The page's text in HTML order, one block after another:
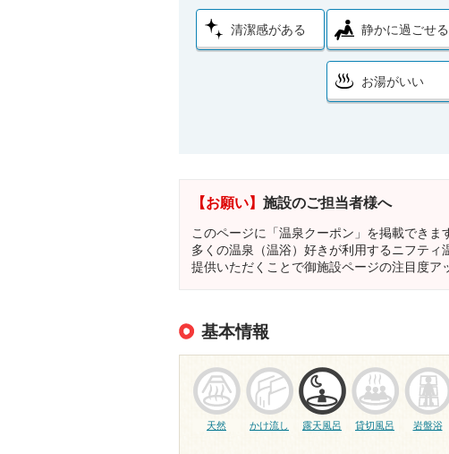
清潔感がある 静かに過ごせる
お湯がいい
【お願い】 施設のご担当者様へ
このページに「温泉クーポン」を掲載できま
多くの温泉（温浴）好きが利用するニフティ
提供いただくことで御施設ページの注目度ア
基本情報
天然 かけ流し 露天風呂 貸切風呂 岩盤浴